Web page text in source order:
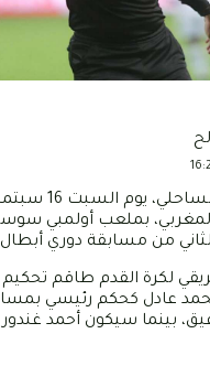
بملعب أولمبي
من مسابقة دوري أبطال
لكرة القدم طاقم
محمد عادل كحكم رئيسي
بينما سيكون أحمد غندور